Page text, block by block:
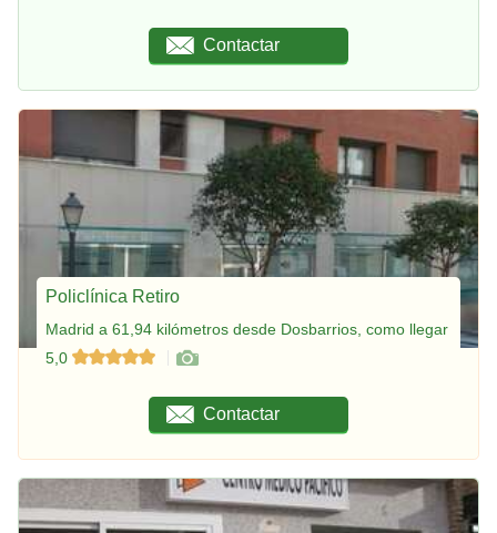
Contactar
Policlínica Retiro
Madrid a 61,94 kilómetros desde Dosbarrios, como llegar
5,0
Contactar